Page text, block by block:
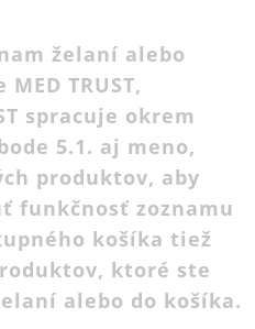
želaní alebo
TRUST,
spracuje okrem
5.1. aj meno,
produktov, aby
funkčnosť zoznamu
košíka tiež
ktoré ste
alebo do košíka.